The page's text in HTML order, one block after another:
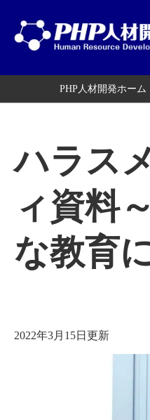
PHP人材開発ホーム
ハラス
ィ資料
な教育
2022年3月15日更新